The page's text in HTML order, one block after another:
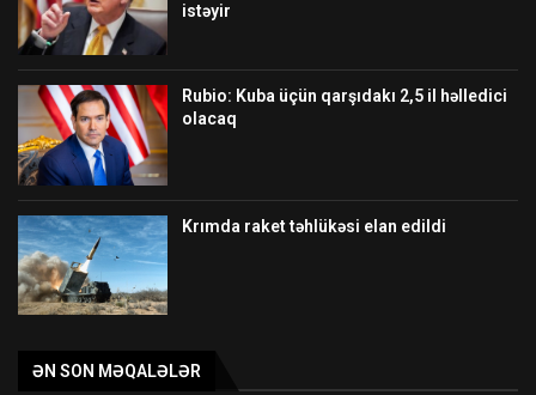
istəyir
Rubio: Kuba üçün qarşıdakı 2,5 il həlledici
olacaq
Krımda raket təhlükəsi elan edildi
ƏN SON MƏQALƏLƏR